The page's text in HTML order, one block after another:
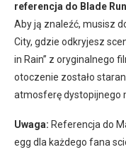
referencja do Blade
Aby ją znaleźć, musisz
City, gdzie odkryjesz
in Rain” z oryginalnego
otoczenie zostało
atmosferę dystopijnego
Uwaga: Referencja do
egg dla każdego fana